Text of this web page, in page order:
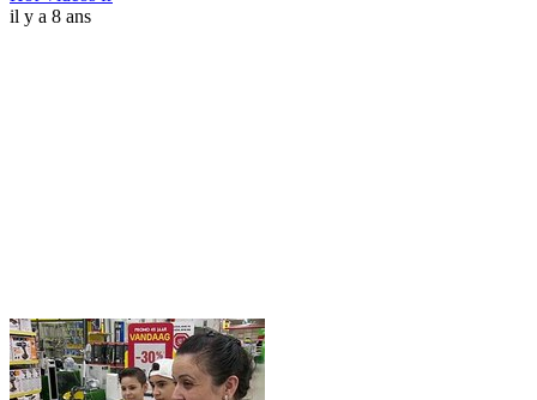
il y a 8 ans